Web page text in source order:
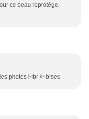
ce beau reprotège.
photos !<br /> bises